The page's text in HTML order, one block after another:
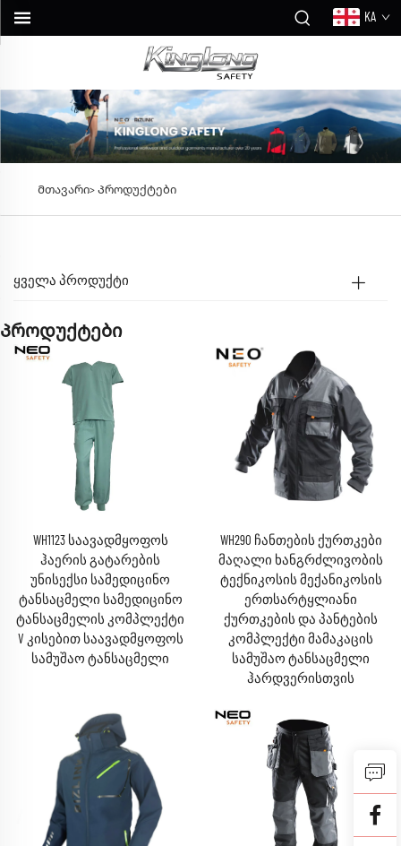
KA
Მთავარი> Პროდუქტები
ᲧᲕᲔᲚᲐ ᲞᲠᲝᲓᲣᲥᲢᲘ
Პროდუქტები
WH1123 საავადმყოფოს
ჰაერის გატარების
უნისექსი სამედიცინო
ტანსაცმელი სამედიცინო
ტანსაცმელის კომპლექტი
V კისებით საავადმყოფოს
სამუშაო ტანსაცმელი
WH290 ჩანთების ქურთკები
მაღალი ხანგრძლივობის
ტექნიკოსის მექანიკოსის
ერთსარტყლიანი
ქურთკების და პანტების
კომპლექტი მამაკაცის
სამუშაო ტანსაცმელი
ჰარდვერისთვის